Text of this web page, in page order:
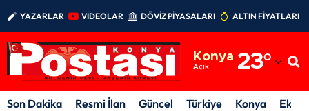
YAZARLAR VİDEOLAR DÖVİZ PİYASALARI ALTIN FİYATLARI
Konya
Açık 23°
Adıyaman
Afyonkarahisar
Son Dakika Resmi İlan Güncel Türkiye Konya